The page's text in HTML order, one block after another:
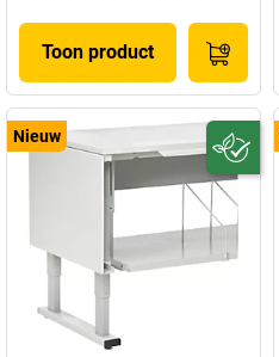
Toon product
Nieuw